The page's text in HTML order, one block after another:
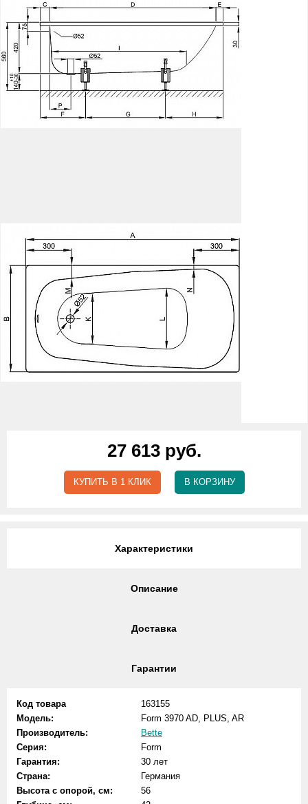
27 613 руб.
КУПИТЬ В 1 КЛИК В КОРЗИНУ
Характеристики
Описание
Доставка
Гарантии
Код товара
163155
Модель:
Form 3970 AD, PLUS, AR
Производитель:
Bette
Серия:
Form
Гарантия:
30 лет
Страна:
Германия
Высота с опорой, см:
56